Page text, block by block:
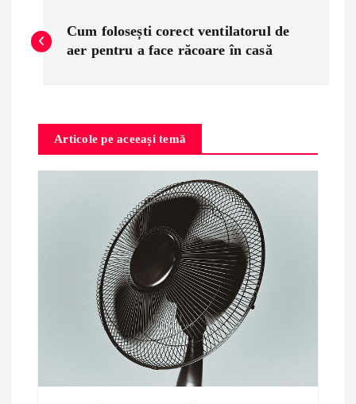
o
n
Cum folosești corect ventilatorul de
aer pentru a face răcoare în casă
Articole pe aceeași temă